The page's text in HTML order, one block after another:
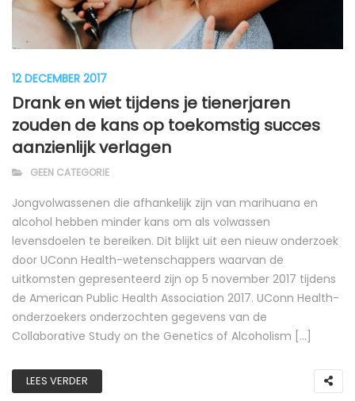
12 DECEMBER 2017
Drank en wiet tijdens je tienerjaren
zouden de kans op toekomstig succes
aanzienlijk verlagen
GEEN CATEGORIE
Jongvolwassenen die afhankelijk zijn van marihuana en
alcohol hebben minder kans om als volwassen
levensdoelen te bereiken. Dit blijkt uit een nieuw onderzoek
door UConn Health-wetenschappers waarvan de
uitkomsten gepresenteerd zijn op 5 november 2017 tijdens
de American Public Health Association 2017. UConn Health-
onderzoekers onderzochten gegevens van de
Collaborative Study on the Genetics of Alcoholism […]
LEES VERDER